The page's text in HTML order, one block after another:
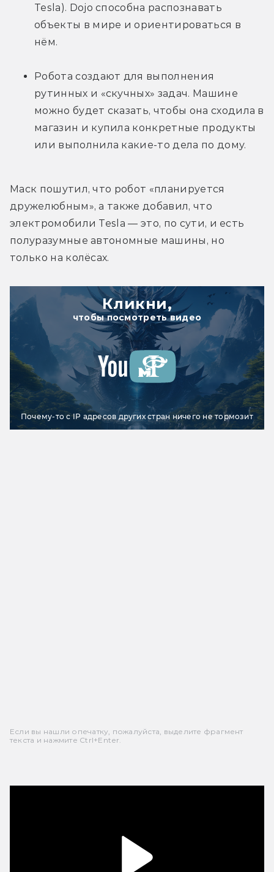
Tesla). Dojo способна распознавать
объекты в мире и ориентироваться в
нём.
Робота создают для выполнения
рутинных и «скучных» задач. Машине
можно будет сказать, чтобы она сходила в
магазин и купила конкретные продукты
или выполнила какие-то дела по дому.
Маск пошутил, что робот «планируется
дружелюбным», а также добавил, что
электромобили Tesla — это, по сути, и есть
полуразумные автономные машины, но
только на колёсах.
Кликни,
чтобы посмотреть видео
Почему-то с IP адресов других стран ничего не тормозит
Если вы нашли опечатку, пожалуйста, выделите фрагмент
текста и нажмите Ctrl+Enter.